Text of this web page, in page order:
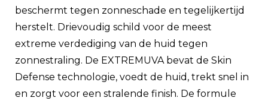
beschermt tegen zonneschade en tegelijkertijd
herstelt. Drievoudig schild voor de meest
extreme verdediging van de huid tegen
zonnestraling. De EXTREMUVA bevat de Skin
Defense technologie, voedt de huid, trekt snel in
en zorgt voor een stralende finish. De formule